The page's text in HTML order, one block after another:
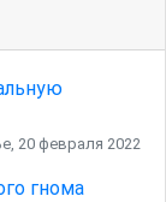
20 февраля 2022
гнома